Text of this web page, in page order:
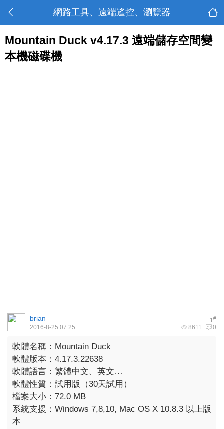
網路工具、遠端遙控、瀏覽器
Mountain Duck v4.17.3 遠端儲存空間變
本機磁碟機
1#
brian
8611 0
2016-8-25 07:25
軟體名稱：Mountain Duck
軟體版本：4.17.3.22638
軟體語言：繁體中文、英文…
軟體性質：試用版（30天試用）
檔案大小：72.0 MB
系統支援：Windows 7,8,10, Mac OS X 10.8.3 以上版
本